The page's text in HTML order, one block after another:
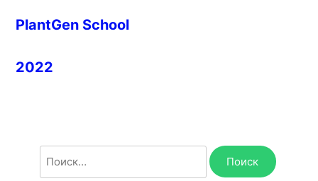
PlantGen School
2022
Найти: